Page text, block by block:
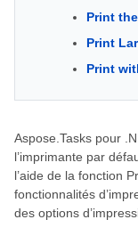
Print
Print
Print
Aspose.Tasks pour
l’imprimante par
l’aide de la fonction
fonctionnalités
des options